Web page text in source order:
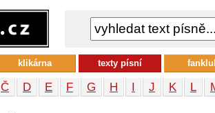
Č D E F G H I J K L
klikárna texty písní